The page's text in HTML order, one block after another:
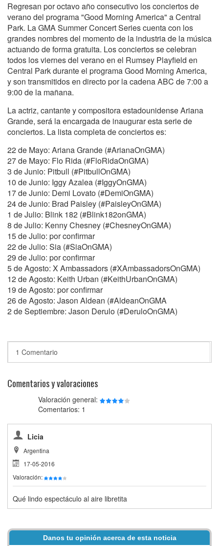
Regresan por octavo año consecutivo los conciertos de
verano del programa "Good Morning America" a Central
Park. La GMA Summer Concert Series cuenta con los
grandes nombres del momento de la industria de la música
actuando de forma gratuita. Los conciertos se celebran
todos los viernes del verano en el Rumsey Playfield en
Central Park durante el programa Good Morning America,
y son transmitidos en directo por la cadena ABC de 7:00 a
9:00 de la mañana.
La actriz, cantante y compositora estadounidense Ariana
Grande, será la encargada de inaugurar esta serie de
conciertos. La lista completa de conciertos es:
22 de Mayo: Ariana Grande (#ArianaOnGMA)
27 de Mayo: Flo Rida (#FloRidaOnGMA)
3 de Junio: Pitbull (#PitbullOnGMA)
10 de Junio: Iggy Azalea (#IggyOnGMA)
17 de Junio: Demi Lovato (#DemiOnGMA)
24 de Junio: Brad Paisley (#PaisleyOnGMA)
1 de Julio: Blink 182 (#Blink182onGMA)
8 de Julio: Kenny Chesney (#ChesneyOnGMA)
15 de Julio: por confirmar
22 de Julio: Sia (#SiaOnGMA)
29 de Julio: por confirmar
5 de Agosto: X Ambassadors (#XAmbassadorsOnGMA)
12 de Agosto: Keith Urban (#KeithUrbanOnGMA)
19 de Agosto: por confirmar
26 de Agosto: Jason Aldean (#AldeanOnGMA
2 de Septiembre: Jason Derulo (#DeruloOnGMA)
1 Comentario
Comentarios y valoraciones
Valoración general:
Comentarios: 1
Licia
Argentina
17-05-2016
Valoración:
Qué lindo espectáculo al aire libretita
Danos tu opinión acerca de esta noticia